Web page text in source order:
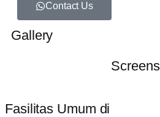
Contact Us
Gallery
Fasilitas Umum di